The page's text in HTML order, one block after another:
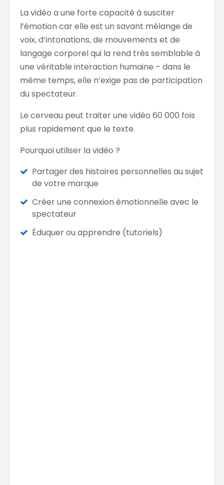
La vidéo a une forte capacité à susciter
l’émotion car elle est un savant mélange de
voix, d’intonations, de mouvements et de
langage corporel qui la rend très semblable à
une véritable interaction humaine – dans le
même temps, elle n’exige pas de participation
du spectateur.
Le cerveau peut traiter une vidéo 60 000 fois
plus rapidement que le texte.
Pourquoi utiliser la vidéo ?
Partager des histoires personnelles au sujet
de votre marque
Créer une connexion émotionnelle avec le
spectateur
Éduquer ou apprendre (tutoriels)